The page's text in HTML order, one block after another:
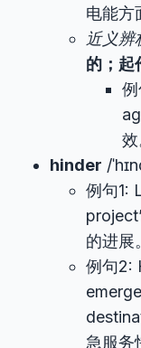
电能方
近义辨
的；起
hinder /
例句1:
的进展
例句2:
急服务